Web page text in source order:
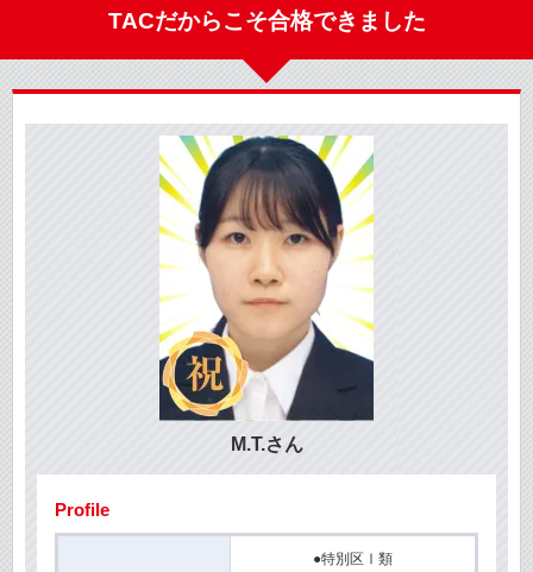
TACだからこそ合格できました
M.T.さん
Profile
●特別区Ⅰ類